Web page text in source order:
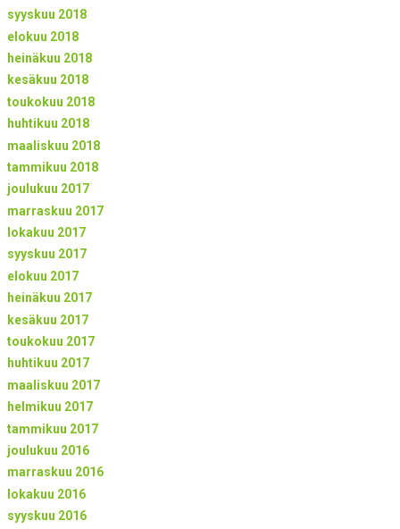
syyskuu 2018
elokuu 2018
heinäkuu 2018
kesäkuu 2018
toukokuu 2018
huhtikuu 2018
maaliskuu 2018
tammikuu 2018
joulukuu 2017
marraskuu 2017
lokakuu 2017
syyskuu 2017
elokuu 2017
heinäkuu 2017
kesäkuu 2017
toukokuu 2017
huhtikuu 2017
maaliskuu 2017
helmikuu 2017
tammikuu 2017
joulukuu 2016
marraskuu 2016
lokakuu 2016
syyskuu 2016